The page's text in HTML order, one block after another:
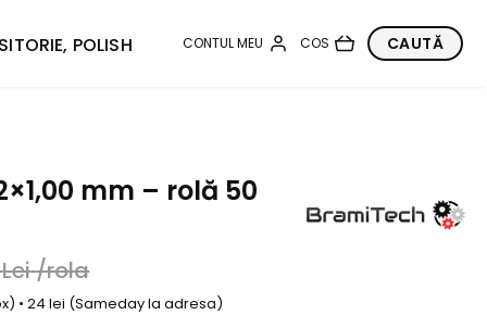
POLISH
mm – rolă 50
Lei/rola
• 24 lei (Sameday la adresa)